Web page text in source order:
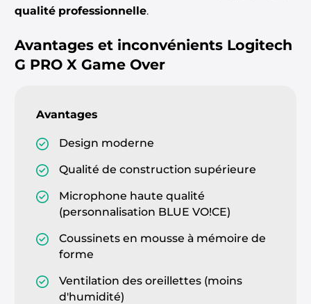
qualité professionnelle.
Avantages et inconvénients Logitech
G PRO X Game Over
Avantages
Design moderne
Qualité de construction supérieure
Microphone haute qualité
(personnalisation BLUE VO!CE)
Coussinets en mousse à mémoire de
forme
Ventilation des oreillettes (moins
d'humidité)